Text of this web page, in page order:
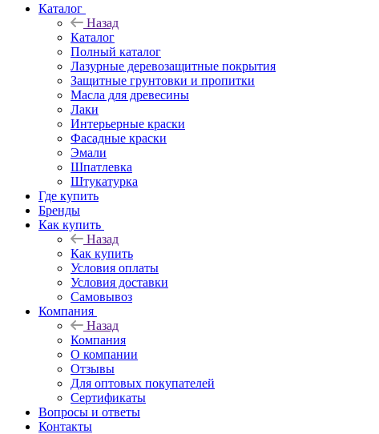
Каталог
Назад
Каталог
Полный каталог
Лазурные деревозащитные покрытия
Защитные грунтовки и пропитки
Масла для древесины
Лаки
Интерьерные краски
Фасадные краски
Эмали
Шпатлевка
Штукатурка
Где купить
Бренды
Как купить
Назад
Как купить
Условия оплаты
Условия доставки
Самовывоз
Компания
Назад
Компания
О компании
Отзывы
Для оптовых покупателей
Сертификаты
Вопросы и ответы
Контакты